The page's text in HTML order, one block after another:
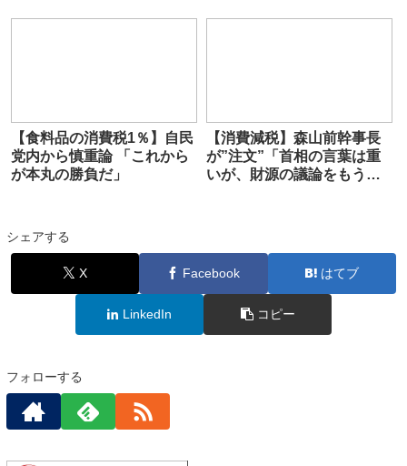
【食料品の消費税1％】自民
党内から慎重論 「これから
が本丸の勝負だ」
【消費減税】森山前幹事長
が”注文”「首相の言葉は重
いが、財源の議論をもう少
シェアする
X Facebook はてブ
LinkedIn コピー
フォローする